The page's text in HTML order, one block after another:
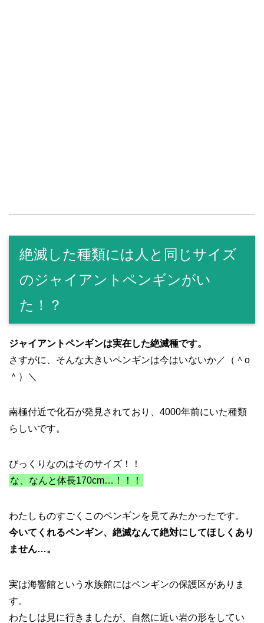
絶滅した種類には人と同じサイズ
のジャイアントペンギンがい
た！？
ジャイアントペンギンは実在した絶滅種です。
さすがに、そんな大きいペンギンは今はいないか／（＾o
＾）＼
南極付近で化石が発見されており、4000年前にいた種類
らしいです。
びっくりなのはそのサイズ！！
な、なんと体長170cm…！！！
わたしものすごくこのペンギンを見てみたかったです。
今いてくれるペンギン、絶滅なんて絶対にしてほしくあり
ません…。
実は海響館という水族館にはペンギンの保護区がありま
す。
わたしは見に行きましたが、自然に近い岩の形をしてい